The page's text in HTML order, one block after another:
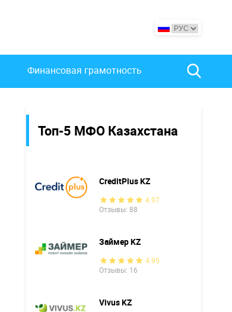
Финансовая грамотность
Топ-5 МФО Казахстана
CreditPlus KZ
4.97
Отзывы: 88
Займер KZ
4.95
Отзывы: 16
Vivus KZ